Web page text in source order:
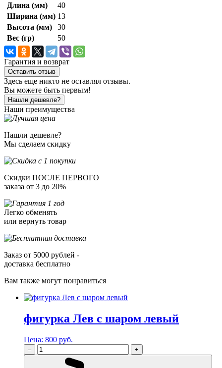
Длина (мм)
40
Ширина (мм) 13
Высота (мм)
30
Вес (гр)
50
Гарантия и возврат
Оставить отзыв
Здесь еще никто не оставлял отзывы.
Вы можете быть первым!
Нашли дешевле?
Наши преимущества
Нашли дешевле?
Мы сделаем скидку
Скидки ПОСЛЕ ПЕРВОГО
заказа от 3 до 20%
Легко обменять
или вернуть товар
Заказ от 5000 рублей -
доставка бесплатно
Вам также могут понравиться
фигурка Лев с шаром левый
Цена: 800 руб.
– +